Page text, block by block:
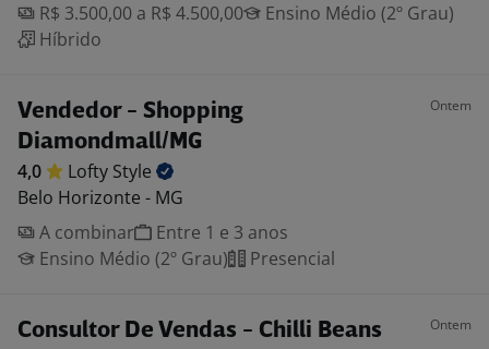
R$ 3.500,00 a R$ 4.500,00
Ensino Médio (2º Grau)
Híbrido
Vendedor - Shopping
Diamondmall/MG
Ontem
4,0 Lofty Style
Belo Horizonte - MG
A combinar
Entre 1 e 3 anos
Ensino Médio (2º Grau)
Presencial
Consultor De Vendas - Chilli Beans
Ontem